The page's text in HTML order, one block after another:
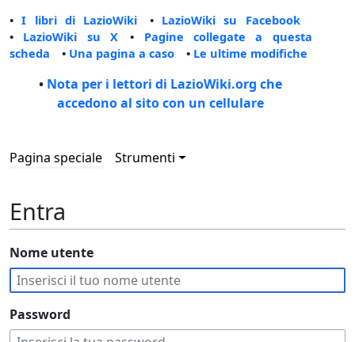
•I libri di LazioWiki • LazioWiki su Facebook
• LazioWiki su X • Pagine collegate a questa
scheda • Una pagina a caso • Le ultime modifiche
• Nota per i lettori di LazioWiki.org che
accedono al sito con un cellulare
Pagina speciale Strumenti
Entra
Nome utente
Password